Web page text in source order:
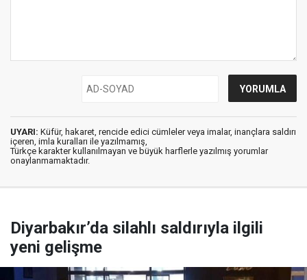
UYARI: Küfür, hakaret, rencide edici cümleler veya imalar, inançlara saldırı
içeren, imla kuralları ile yazılmamış,
Türkçe karakter kullanılmayan ve büyük harflerle yazılmış yorumlar
onaylanmamaktadır.
Diyarbakır’da silahlı saldırıyla ilgili
yeni gelişme